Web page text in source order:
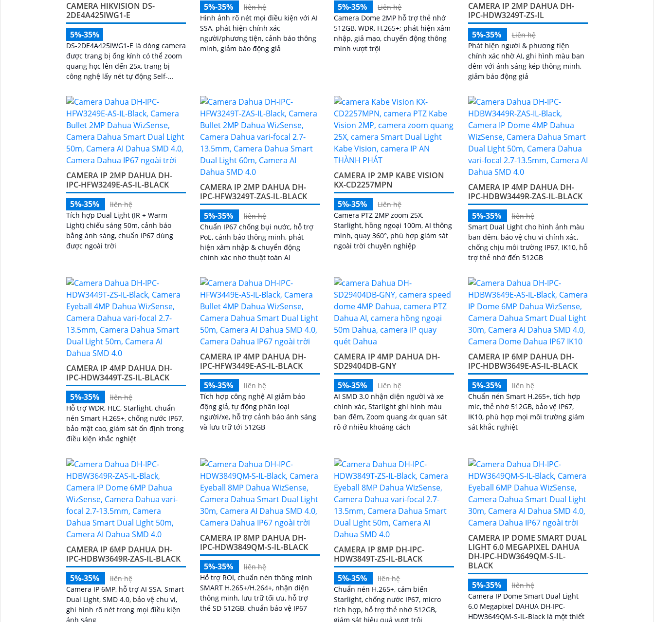
CAMERA HIKVISION DS-
2DE4A425IWG1-E
5%-35%
DS-2DE4A425IWG1-E là dòng camera
được trang bị ống kính có thể zoom
quang học lên đến 25x, trang bị
công nghệ lấy nét tự động Self-
diện chính xác tích hợp AcuSearch
khi kết hợp chung với đầu ghi hình,
nhìn ban đêm bằng hồng ngoại 50m
5%-35%
liên hệ
Hình ảnh rõ nét mọi điều kiện với AI
SSA, phát hiện chính xác
người/phương tiện, cảnh báo thông
minh, giảm báo động giả
5%-35%
Liên hệ
Camera Dome 2MP hỗ trợ thẻ nhớ
512GB, WDR, H.265+; phát hiện xâm
nhập, giả mạo, chuyển động thông
minh vượt trội
CAMERA IP 2MP DAHUA DH-
IPC-HDW3249T-ZS-IL
5%-35%
Liên hệ
Phát hiện người & phương tiện
chính xác nhờ AI, ghi hình màu ban
đêm với ánh sáng kép thông minh,
giảm báo động giả
CAMERA IP 2MP DAHUA DH-
IPC-HFW3249E-AS-IL-BLACK
5%-35%
liên hệ
Tích hợp Dual Light (IR + Warm
Light) chiếu sáng 50m, cảnh báo
bằng ánh sáng, chuẩn IP67 dùng
được ngoài trời
CAMERA IP 2MP DAHUA DH-
IPC-HFW3249T-ZAS-IL-BLACK
5%-35%
liên hệ
Chuẩn IP67 chống bụi nước, hỗ trợ
PoE, cảnh báo thông minh, phát
hiện xâm nhập & chuyển động
chính xác nhờ thuật toán AI
CAMERA IP 2MP KABE VISION
KX-CD2257MPN
5%-35%
Liên hệ
Camera PTZ 2MP zoom 25X,
Starlight, hồng ngoại 100m, AI thông
minh, quay 360°, phù hợp giám sát
ngoài trời chuyên nghiệp
CAMERA IP 4MP DAHUA DH-
IPC-HDBW3449R-ZAS-IL-BLACK
5%-35%
liên hệ
Smart Dual Light cho hình ảnh màu
ban đêm, bảo vệ chu vi chính xác,
chống chịu môi trường IP67, IK10, hỗ
trợ thẻ nhớ đến 512GB
CAMERA IP 4MP DAHUA DH-
IPC-HDW3449T-ZS-IL-BLACK
5%-35%
liên hệ
Hỗ trợ WDR, HLC, Starlight, chuẩn
nén Smart H.265+, chống nước IP67,
bảo mật cao, giám sát ổn định trong
điều kiện khắc nghiệt
CAMERA IP 4MP DAHUA DH-
IPC-HFW3449E-AS-IL-BLACK
5%-35%
liên hệ
Tích hợp công nghệ AI giảm báo
động giả, tự động phân loại
người/xe, hỗ trợ cảnh báo ánh sáng
và lưu trữ tới 512GB
CAMERA IP 4MP DAHUA DH-
SD29404DB-GNY
5%-35%
Liên hệ
AI SMD 3.0 nhận diện người và xe
chính xác, Starlight ghi hình màu
ban đêm, Zoom quang 4x quan sát
rõ ở nhiều khoảng cách
CAMERA IP 6MP DAHUA DH-
IPC-HDBW3649E-AS-IL-BLACK
5%-35%
liên hệ
Chuẩn nén Smart H.265+, tích hợp
mic, thẻ nhớ 512GB, bảo vệ IP67,
IK10, phù hợp mọi môi trường giám
sát khắc nghiệt
CAMERA IP 6MP DAHUA DH-
IPC-HDBW3649R-ZAS-IL-BLACK
5%-35%
liên hệ
Camera IP 6MP, hỗ trợ AI SSA, Smart
Dual Light, SMD 4.0, bảo vệ chu vi,
ghi hình rõ nét trong mọi điều kiện
ánh sáng
CAMERA IP 8MP DAHUA DH-
IPC-HDW3849QM-S-IL-BLACK
5%-35%
liên hệ
Hỗ trợ ROI, chuẩn nén thông minh
SMART H.265+/H.264+, nhận diện
thông minh, lưu trữ tối ưu, hỗ trợ
thẻ SD 512GB, chuẩn bảo vệ IP67
CAMERA IP 8MP DH-IPC-
HDW3849T-ZS-IL-BLACK
5%-35%
liên hệ
Chuẩn nén H.265+, cảm biến
Starlight, chống nước IP67, micro
tích hợp, hỗ trợ thẻ nhớ 512GB,
giám sát hiệu quả vượt trội
CAMERA IP DOME SMART DUAL
LIGHT 6.0 MEGAPIXEL DAHUA
DH-IPC-HDW3649QM-S-IL-
BLACK
5%-35%
liên hệ
Camera IP Dome Smart Dual Light
6.0 Megapixel DAHUA DH-IPC-
HDW3649QM-S-IL-Black là một thiết